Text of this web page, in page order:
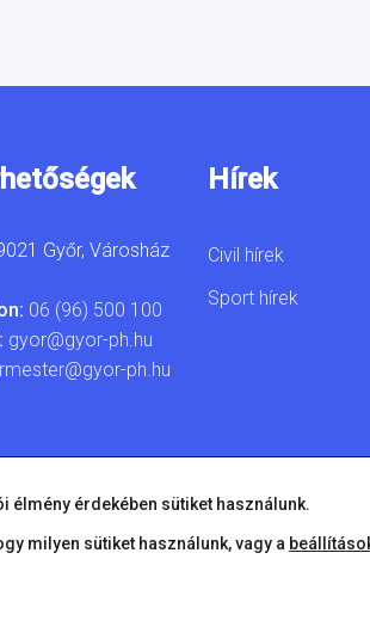
Győr, Városház
06 (96) 500 100
gyor@gyor-ph.hu
ph.hu
Hírek
Civil hírek
Sport hírek
érdekében sütiket használunk.
milyen sütiket használunk, vagy a